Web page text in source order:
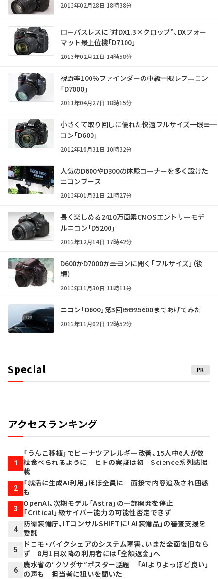
2013年02月28日 18時38分
ローパスレスに“対DX1.3×クロップ”、DXフォー
マット最上位機「D7100」
2013年02月21日 14時58分
視野率100％ファインダーの中級一眼レフ――ニコン
「D7000」
2011年04月27日 18時15分
小さくて取り回しに優れた快適フルサイズ一眼――ニ
コン「D600」
2012年10月31日 10時32分
人気のD600やD800の体験コーナーを多く設けた
ニコンブース
2013年01月31日 21時27分
長く楽しめる2410万画素CMOSエントリーモデ
ル――ニコン「D5200」
2012年12月14日 17時42分
D600かD7000か――ニコンに聞く「フルサイズ」（後
編）
2012年11月30日 11時11分
ニコン「D600」第3回――ISO25600まであげてみた
2012年11月02日 12時52分
Special PR
アクセスランキング
1
「うんこ移植」でピーナツアレルギー改善、15人中6人が数
粒食べられるように ヒトの実証は初 Science系列誌掲
載
2
「就活に生成AI利用」ほぼ全員に 面接で内容追及され困惑
も
3
OpenAI、次期モデル「Astra」の一部開発を停止
「Critical」級サイバー能力の可能性否定できず
4
防衛装備庁、ITコンサルSHIFTに「AI装備品」の審査支援を
委託
5
ドコモ・バイクシェアのシステム障害、いまだ全面復旧なら
ず 8月1日以降の利用者には「全額返金」へ
6
農水省の“クソダサ”ポスター話題 「AIよりよっぽど良い」
の声も 担当者に狙いを聞いた